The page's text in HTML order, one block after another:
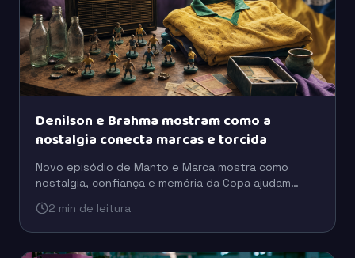
Denilson e Brahma mostram como a
nostalgia conecta marcas e torcida
Novo episódio de Manto e Marca mostra como
nostalgia, confiança e memória da Copa ajudam
da torcida.
2 min de leitura